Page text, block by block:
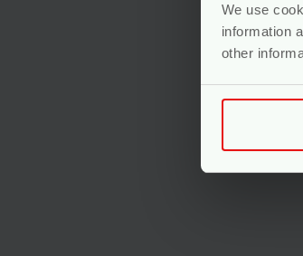
We use
information
other